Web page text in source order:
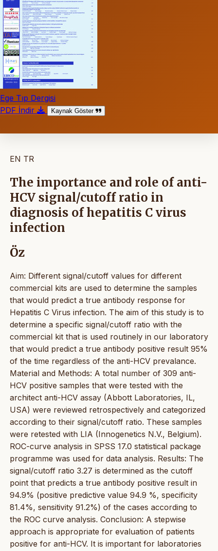
Ege Tıp Dergisi
PDF İndir
Kaynak Göster
EN TR
The importance and role of anti-
HCV signal/cutoff ratio in
diagnosis of hepatitis C virus
infection
Öz
Aim: Different signal/cutoff values for different
commercial kits are used to determine the samples
that would predict a true antibody response for
Hepatitis C Virus infection. The aim of this study is to
determine a specific signal/cutoff ratio with the
commercial kit that is used routinely in our laboratory
that would predict a true antibody positive result 95%
of the time regardless of the anti-HCV prevalance.
Material and Methods: A total number of 309 anti-
HCV positive samples that were tested with the
architect anti-HCV assay (Abbott Laboratories, IL,
USA) were reviewed retrospectively and categorized
according to their signal/cutoff ratio. These samples
were retested with LIA (Innogenetics N.V., Belgium).
ROC-curve analysis in SPSS 17.0 statistical package
programme was used for data analysis. Results: The
signal/cutoff ratio 3.27 is determined as the cutoff
point that predicts a true antibody positive result in
94.9% (positive predictive value 94.9 %, specificity
81.4%, sensitivity 91.2%) of the cases according to
the ROC curve analysis. Conclusion: A stepwise
approach is appropriate for evaluation of patients
positive for anti-HCV. It is important for laboratories